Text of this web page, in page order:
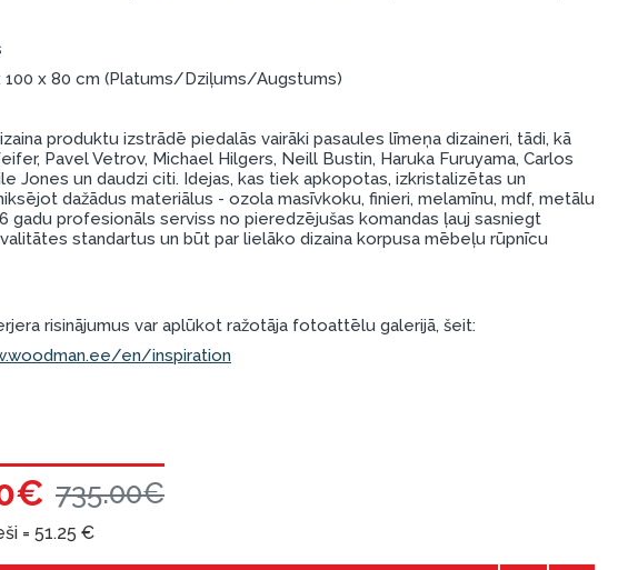
100 x 80 cm (Platums/Dziļums/Augstums)
produktu izstrādē piedalās vairāki pasaules līmeņa dizaineri, tādi, kā
Pavel Vetrov, Michael Hilgers, Neill Bustin, Haruka Furuyama, Carlos
Jones un daudzi citi. Idejas, kas tiek apkopotas, izkristalizētas un
dažādus materiālus - ozola masīvkoku, finieri, melamīnu, mdf, metālu
gadu profesionāls serviss no pieredzējušas komandas ļauj sasniegt
standartus un būt par lielāko dizaina korpusa mēbeļu rūpnīcu
risinājumus var aplūkot ražotāja fotoattēlu galerijā, šeit:
en/inspiration
735.00€
= 51.25 €